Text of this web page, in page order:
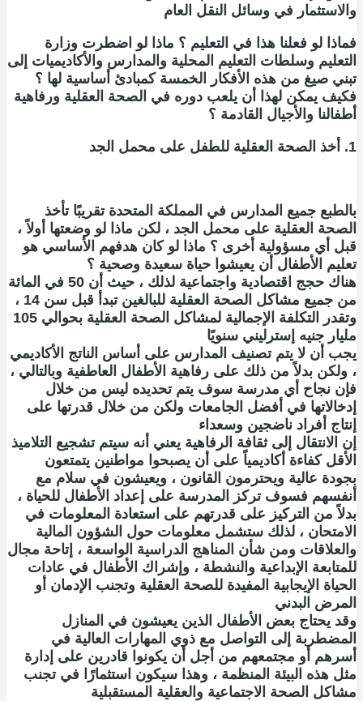
والاستثمار في وسائل النقل العام
فماذا لو فعلنا هذا في التعليم ؟ ماذا لو اضطرت وزارة
التعليم وسلطات التعليم المحلية والمدارس والأكاديميات إلى
تبني صيغ من هذه الأفكار الخمسة كمبادئ أساسية لها ؟
فكيف يمكن لهذا أن يلعب دوره في الصحة العقلية ورفاهية
أطفالنا والأجيال القادمة ؟
1. أخذ الصحة العقلية للطفل على محمل الجد
بالطبع جميع المدارس في المملكة المتحدة تقريبًا تأخذ
الصحة العقلية على محمل الجد ، لكن ماذا لو وضعتها أولاً ،
قبل أي مسؤولية أخرى ؟ ماذا لو كان هدفهم الأساسي هو
تعليم الأطفال أن يعيشوا حياة سعيدة وصحية ؟
هناك حجج اقتصادية واجتماعية لذلك ، حيث أن 50 في المائة
من جميع مشاكل الصحة العقلية للبالغين تبدأ قبل سن 14 ،
وتقدر التكلفة الإجمالية لمشاكل الصحة العقلية بحوالي 105
مليار جنيه إسترليني سنويًا
يجب أن لا يتم تصنيف المدارس على أساس الناتج الأكاديمي
، ولكن بدلاً من ذلك على رفاهية الأطفال العاطفية وبالتالي ،
فإن نجاح أي مدرسة سوف يتم تحديده ليس من خلال
إدخالاتها في أفضل الجامعات ولكن من خلال قدرتها على
إنتاج أفراد ناضجين وسعداء
إن الانتقال إلى ثقافة الرفاهية يعني أنه سيتم تشجيع التلاميذ
الأقل كفاءة أكاديمياً على أن يصبحوا مواطنين يتمتعون
بجودة عالية ويحترمون القانون ، ويعيشون في سلام مع
أنفسهم فسوف تركز المدرسة على إعداد الأطفال للحياة ،
بدلاً من التركيز على قدرتهم على استعادة المعلومات في
الامتحان ، لذلك ستشمل معلومات حول الشؤون المالية
والعلاقات ومن شأن المناهج الدراسية الواسعة ، إتاحة مجال
للمتابعة الإبداعية والنشطة ، وإشراك الأطفال في عادات
الحياة الإيجابية المفيدة للصحة العقلية وتجنب الإدمان أو
المرض البدني
وقد يحتاج بعض الأطفال الذين يعيشون في المنازل
المضطربة إلى التواصل مع ذوي المهارات العالية في
أسرهم أو مجتمعهم من أجل أن يكونوا قادرين على إدارة
مثل هذه البيئة المنظمة ، وهذا سيكون استثمارًا في تجنب
مشاكل الصحة الاجتماعية والعقلية المستقبلية